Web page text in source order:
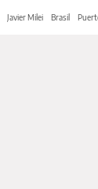
Javier Milei Brasil